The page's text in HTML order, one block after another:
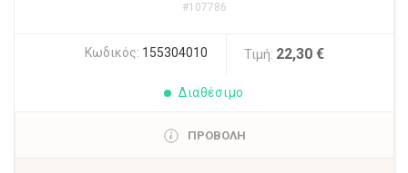
#107786
Κωδικός: 155304010 Τιμή: 22,30 €
Διαθέσιμο
ΠΡΟΒΟΛΗ